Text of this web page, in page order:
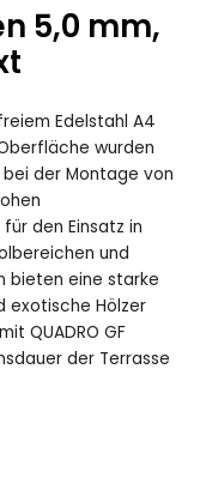
5,0 mm,
Edelstahl A4
wurden
der Montage von
den Einsatz in
und
bieten eine starke
exotische Hölzer
QUADRO GF
der Terrasse